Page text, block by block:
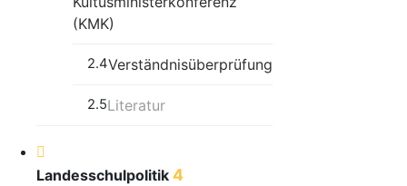
(KMK)
2.4Verständnisüberprüfung
2.5Literatur
Landesschulpolitik 4